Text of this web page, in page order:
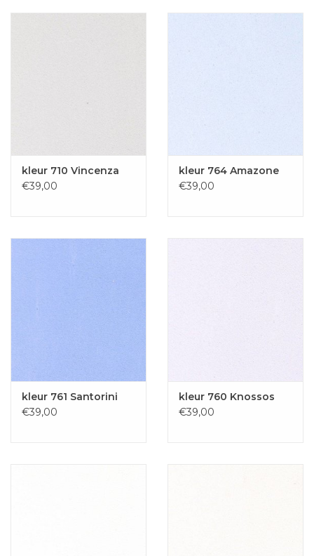
kleur 710 Vincenza
€39,00
kleur 764 Amazone
€39,00
kleur 761 Santorini
€39,00
kleur 760 Knossos
€39,00